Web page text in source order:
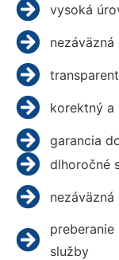
vysoká
korektný a
garancia
dlhoročné
služby